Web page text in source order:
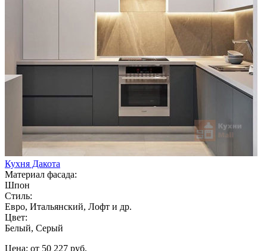
Кухня Дакота
Материал фасада:
Шпон
Стиль:
Евро, Итальянский, Лофт и др.
Цвет:
Белый, Серый
Цена: от 50 227 руб.